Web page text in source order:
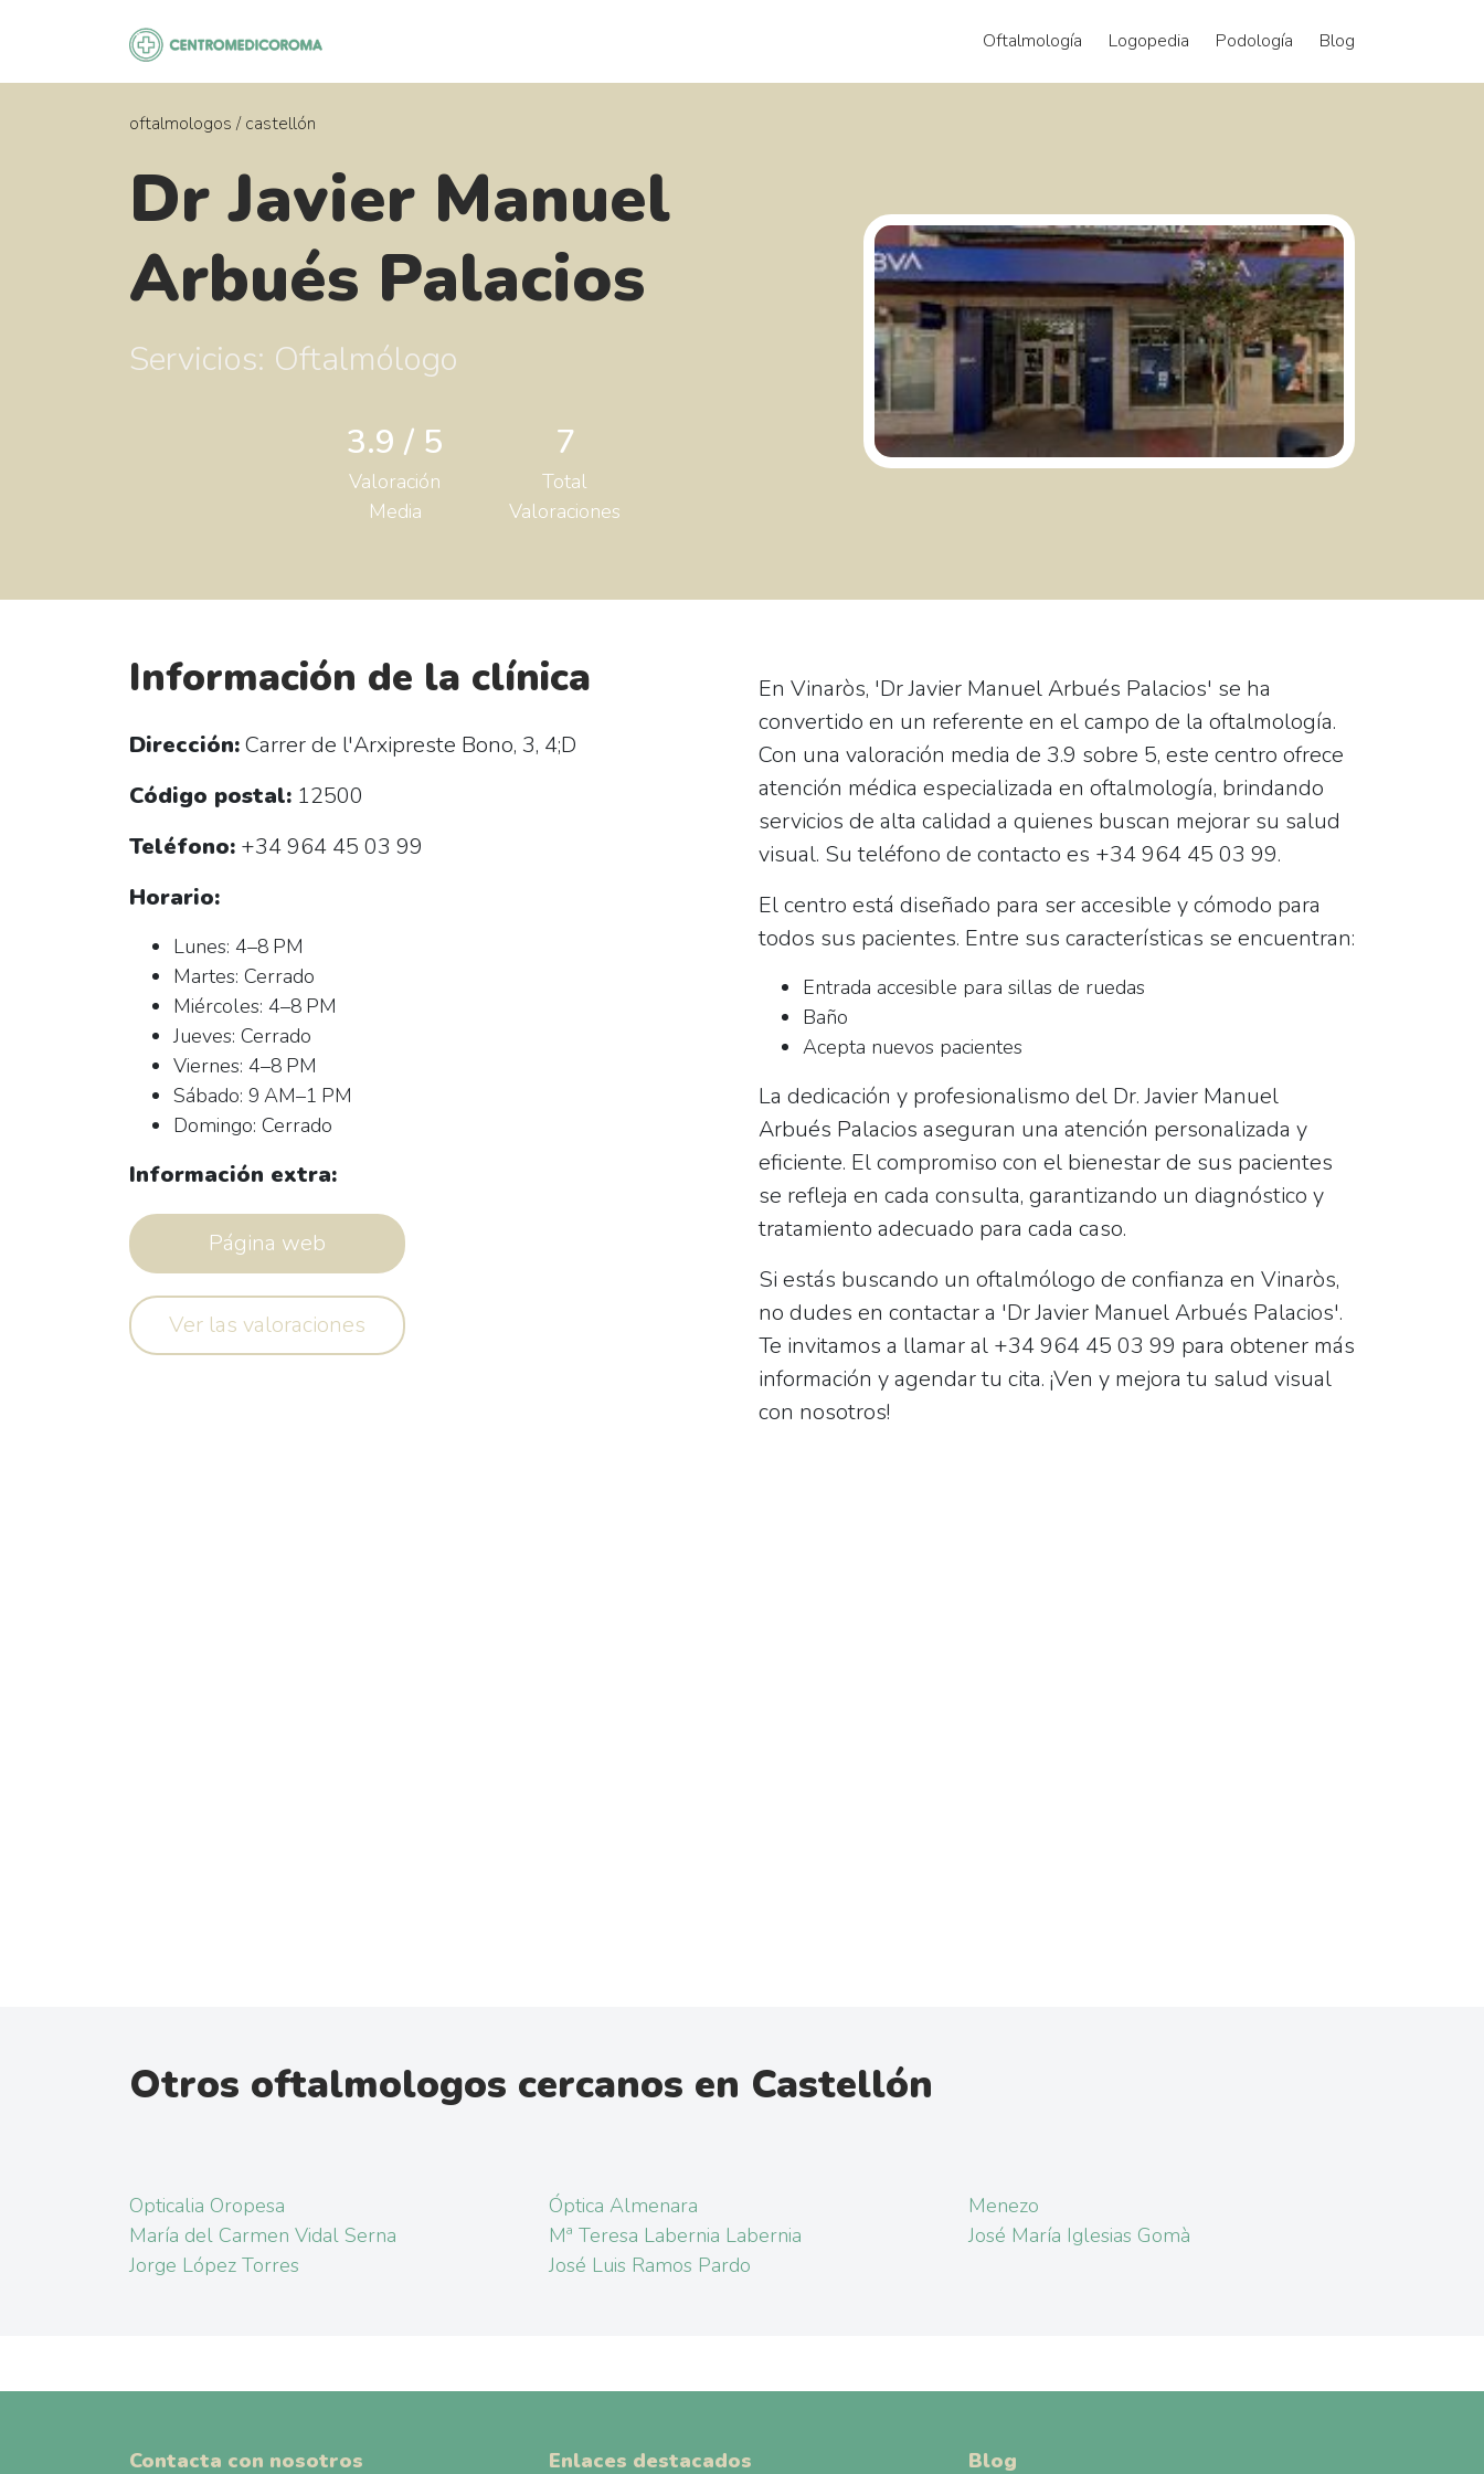
Oftalmología Logopedia Podología Blog
oftalmologos / castellón
Dr Javier Manuel
Arbués Palacios
Servicios: Oftalmólogo
3.9 / 5
Valoración
Media
7
Total
Valoraciones
Información de la clínica
Dirección:Carrer de l'Arxipreste Bono, 3, 4;D
Código postal: 12500
Teléfono: +34 964 45 03 99
Horario:
Lunes: 4–8 PM
Martes: Cerrado
Miércoles: 4–8 PM
Jueves: Cerrado
Viernes: 4–8 PM
Sábado: 9 AM–1 PM
Domingo: Cerrado
Información extra:
Página web
Ver las valoraciones
En Vinaròs, 'Dr Javier Manuel Arbués Palacios' se ha
convertido en un referente en el campo de la oftalmología.
Con una valoración media de 3.9 sobre 5, este centro ofrece
atención médica especializada en oftalmología, brindando
servicios de alta calidad a quienes buscan mejorar su salud
visual. Su teléfono de contacto es +34 964 45 03 99.
El centro está diseñado para ser accesible y cómodo para
todos sus pacientes. Entre sus características se encuentran:
Entrada accesible para sillas de ruedas
Baño
Acepta nuevos pacientes
La dedicación y profesionalismo del Dr. Javier Manuel
Arbués Palacios aseguran una atención personalizada y
eficiente. El compromiso con el bienestar de sus pacientes
se refleja en cada consulta, garantizando un diagnóstico y
tratamiento adecuado para cada caso.
Si estás buscando un oftalmólogo de confianza en Vinaròs,
no dudes en contactar a 'Dr Javier Manuel Arbués Palacios'.
Te invitamos a llamar al +34 964 45 03 99 para obtener más
información y agendar tu cita. ¡Ven y mejora tu salud visual
con nosotros!
Otros oftalmologos cercanos en Castellón
Opticalia Oropesa Óptica Almenara
Menezo
María del Carmen Vidal Serna
Mª Teresa Labernia Labernia
José María Iglesias Gomà
Jorge López Torres
José Luis Ramos Pardo
Contacta con nosotros Enlaces destacados Blog